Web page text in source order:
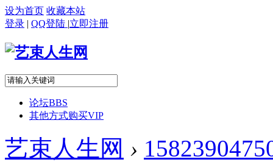
设为首页 收藏本站
登录 | QQ登陆 |立即注册
论坛BBS
其他方式购买VIP
艺束人生网 ›